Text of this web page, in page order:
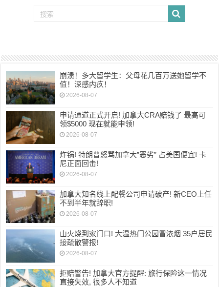
崩溃！多大留学生：父母花几百万送她留学不
值！深感内疚！
2026-08-07
申请通道正式开启! 加拿大CRA赔钱了 最高可
领$5000 现在就能申领!
2026-08-07
炸锅! 特朗普怒骂加拿大”恶劣” 占美国便宜! 卡
尼正面回击!
2026-08-07
加拿大知名线上配餐公司申请破产! 新CEO上任
不到半年就辞职!
2026-08-07
山火烧到家门口! 大温热门公园冒浓烟 35户居民
接疏散警报!
2026-08-07
拒赔警告! 加拿大官方提醒: 旅行保险这一情况
直接失效, 很多人不知道